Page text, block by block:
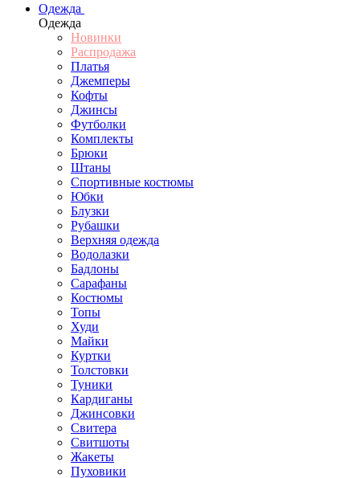
Одежда
Одежда
Новинки
Распродажа
Платья
Джемперы
Кофты
Джинсы
Футболки
Комплекты
Брюки
Штаны
Спортивные костюмы
Юбки
Блузки
Рубашки
Верхняя одежда
Водолазки
Бадлоны
Сарафаны
Костюмы
Топы
Худи
Майки
Куртки
Толстовки
Туники
Кардиганы
Джинсовки
Свитера
Свитшоты
Жакеты
Пуховики